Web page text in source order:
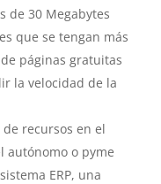
de 30 Megabytes
que se tengan más
páginas gratuitas
la velocidad de la
recursos en el
autónomo o pyme
ERP, una